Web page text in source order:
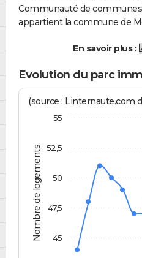
Communauté de communes
appartient la commune de
En savoir plus :
Evolution du parc
Nombre de logements
(source : Linternaute.com
45
47,5
50
52,5
55